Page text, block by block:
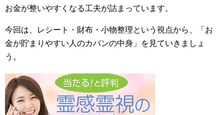
お金が整いやすくなる工夫が詰まっています。
今回は、レシート・財布・小物整理という視点から、「お
金が貯まりやすい人のカバンの中身」を見ていきましょ
う。